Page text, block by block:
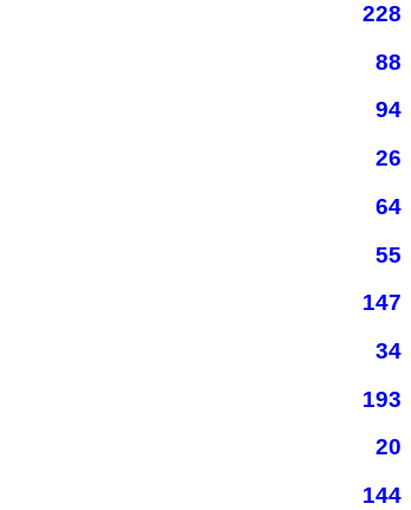
228
88
94
26
64
55
147
34
193
20
144